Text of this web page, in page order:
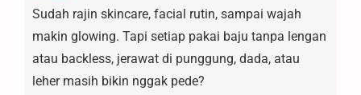
Sudah rajin skincare, facial rutin, sampai wajah
makin glowing. Tapi setiap pakai baju tanpa lengan
atau backless, jerawat di punggung, dada, atau
leher masih bikin nggak pede?